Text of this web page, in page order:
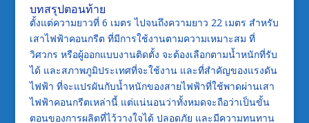
บทสรุปตอนท้าย
ตั้งแต่ความยาวที่ 6 เมตร ไปจนถึงความยาว 22 เมตร สำหรับ
เสาไฟฟ้าคอนกรีต ที่มีการใช้งานตามความเหมาะสม ที่
วิศวกร หรือผู้ออกแบบงานติดตั้ง จะต้องเลือกตามน้ำหนักที่รับ
ได้ และสภาพภูมิประเทศที่จะใช้งาน และที่สำคัญของแรงดัน
ไฟฟ้า ที่จะแปรผันกับน้ำหนักของสายไฟฟ้าที่ใช้พาดผ่านเสา
ไฟฟ้าคอนกรีตเหล่านี้ แต่แน่นอนว่าทั้งหมดจะถือว่าเป็นขั้น
ตอนของการผลิตที่ไว้วางใจได้ ปลอดภัย และมีความทนทาน